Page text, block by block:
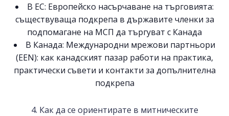
В ЕС: Европейско насърчаване на търговията:
съществуваща подкрепа в държавите членки за
подпомагане на МСП да търгуват с Канада
В Канада: Международни мрежови партньори
(EEN): как канадският пазар работи на практика,
практически съвети и контакти за допълнителна
подкрепа
4. Как да се ориентирате в митническите